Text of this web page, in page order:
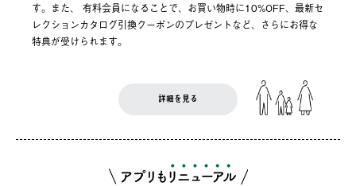
す。また、 有料会員になることで、お買い物時に10%OFF、最新セ
レクションカタログ引換クーポンのプレゼントなど、さらにお得な
特典が受けられます。
詳細を見る